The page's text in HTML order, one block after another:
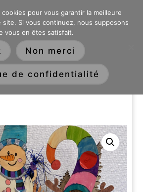
CHEZ SO WATT À SAINT ANDRÉ OU
MÉTROPOLE LILLOISE
CRAIENCO@GMAIL.COM
pour vous garantir la meilleure
Si vous continuez, nous supposons
vous en êtes satisfait.
Non merci
de confidentialité